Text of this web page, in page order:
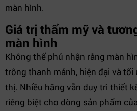
màn hình.
Giá trị thẩm mỹ và
màn hình
Không thể phủ nhận rằng màn
trông thanh mảnh, hiện đại và tối
thị. Nhiều hãng vẫn duy trì thiết
riêng biệt cho dòng sản phẩm